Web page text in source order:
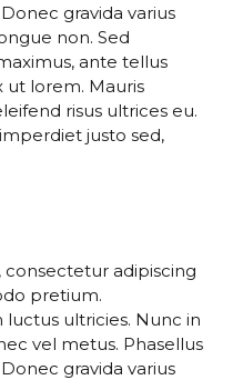
gravida varius
non. Sed
ante tellus
ut lorem. Mauris
risus ultrices eu.
justo sed,
adipiscing
pretium.
ultricies. Nunc in
vel metus. Phasellus
gravida varius